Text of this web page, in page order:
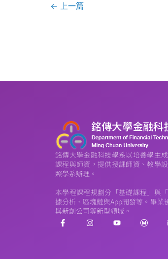
← 上一篇
銘傳大學金融科技學系以培養學生
課程與師資，提供授課師資、教學
照學系辦理。
本學程課程規劃分「基礎課程」與
據分析、區塊鏈與App開發等。畢
與新創公司等新型領域。